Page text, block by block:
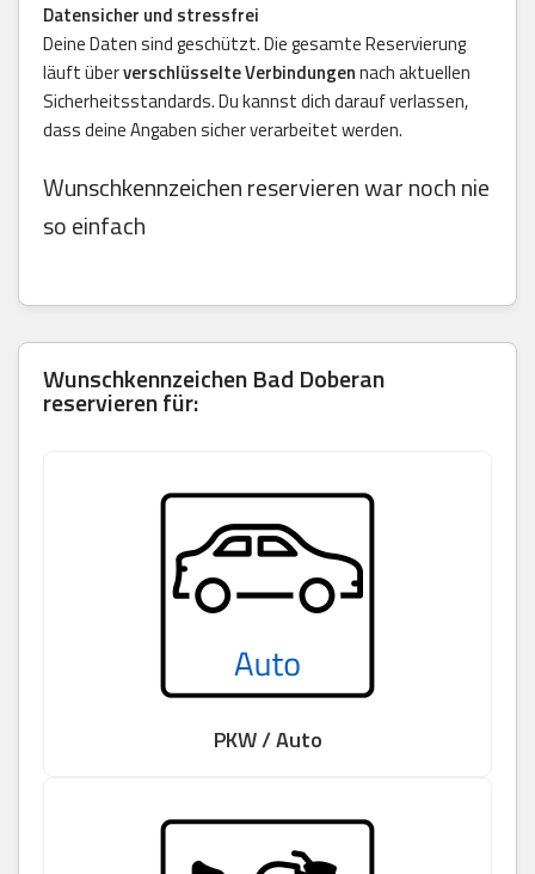
Datensicher und stressfrei
Deine Daten sind geschützt. Die gesamte Reservierung
läuft überverschlüsselte Verbindungennach aktuellen
Sicherheitsstandards. Du kannst dich darauf verlassen,
dass deine Angaben sicher verarbeitet werden.
Wunschkennzeichen reservieren war noch nie
so einfach
WunschkennzeichenBad Doberan
reservieren für:
PKW / Auto